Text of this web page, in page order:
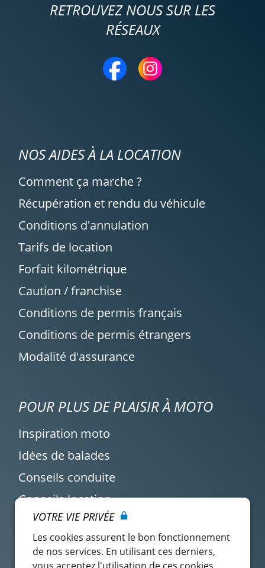
RETROUVEZ NOUS SUR LES
RÉSEAUX
NOS AIDES À LA LOCATION
Comment ça marche ?
Récupération et rendu du véhicule
Conditions d'annulation
Tarifs de location
Forfait kilométrique
Caution / franchise
Conditions de permis français
Conditions de permis étrangers
Modalité d'assurance
POUR PLUS DE PLAISIR À MOTO
Inspiration moto
Idées de balades
Conseils conduite
Conseils location
Actualité Easy Renter
VOTRE VIE PRIVÉE
Les cookies assurent le bon fonctionnement
de nos services. En utilisant ces derniers,